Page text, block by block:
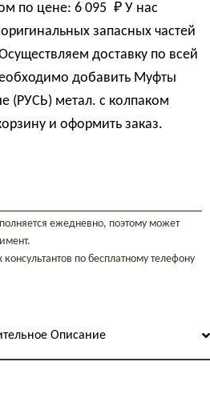
по цене: 6 095 ₽ У нас
запасных частей
доставку по всей
добавить Муфты
(РУСЬ) метал. с колпаком
и оформить заказ.
ежедневно, поэтому может
по бесплатному телефону
Описание